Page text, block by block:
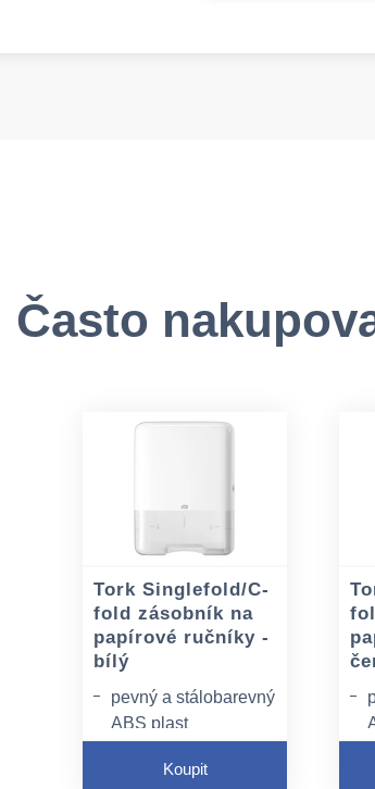
Často
Tork Singlefold/C-
fold zásobník na
papírové ručníky -
bílý
pevný a stálobarevný
ABS plast
Koupit